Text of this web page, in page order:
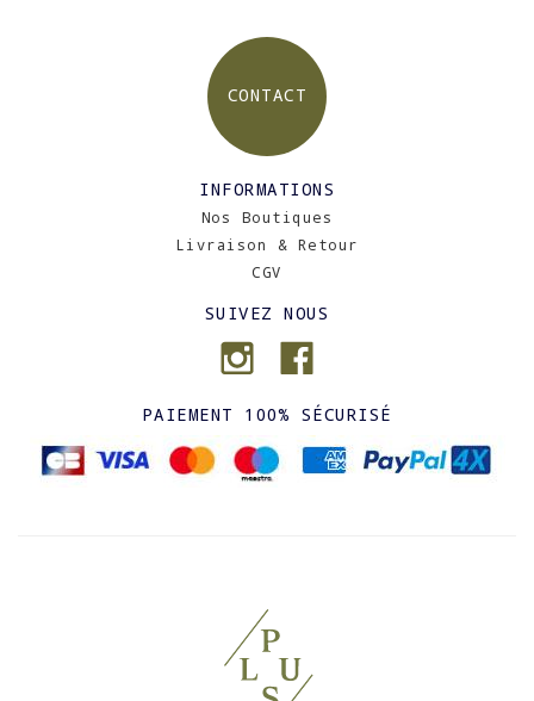
CONTACT
INFORMATIONS
Nos Boutiques
Livraison & Retour
CGV
SUIVEZ NOUS
PAIEMENT 100% SÉCURISÉ